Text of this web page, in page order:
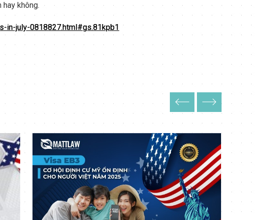
không.
in-july-0818827.html#gs.81kpb1